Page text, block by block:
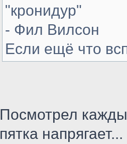
"кронидур"
- Фил Вилсон
Если ещё что
Посмотрел
пятка